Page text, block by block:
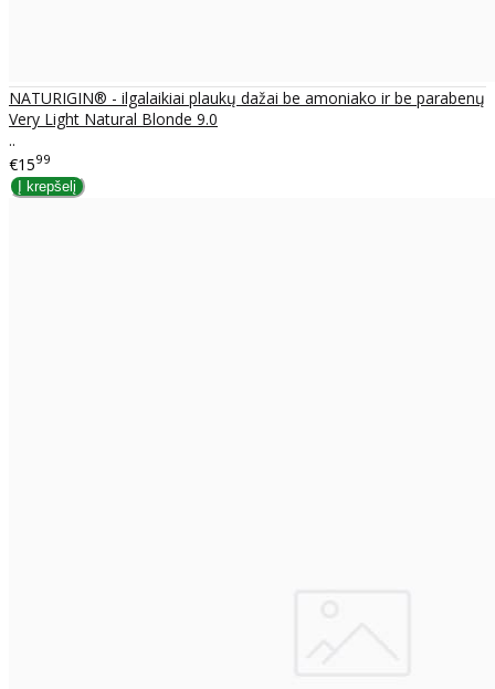
NATURIGIN® - ilgalaikiai plaukų dažai be amoniako ir be parabenų
Very Light Natural Blonde 9.0
..
€1599